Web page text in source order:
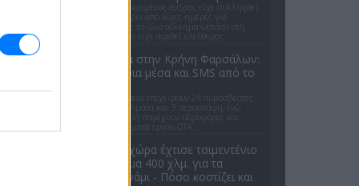
Ο συγκεκριμένος άνδρας είχε συλληφθεί
μόλις πριν από λίγες ημέρες για
ακριβώς το ίδιο αδίκημα ωστόσο στη
συνέχεια είχε αφεθεί ελεύθερος
Φωτιά στην Κρήνη Φαρσάλων:
Εναέρια μέσα και SMS από το
Στο σημείο επιχειρούν 24 πυροσβέστες
με 8 οχήματα και 3 αεροσκάφη, ενώ
συνδρομή παρέχουν υδροφόρες και
μηχανήματα έργου ΟΤΑ.
Ποια χώρα έχτισε τσιμεντένιο
φράγμα 400 χλμ. για τα
τσουνάμι - Πόσο κοστίζει και